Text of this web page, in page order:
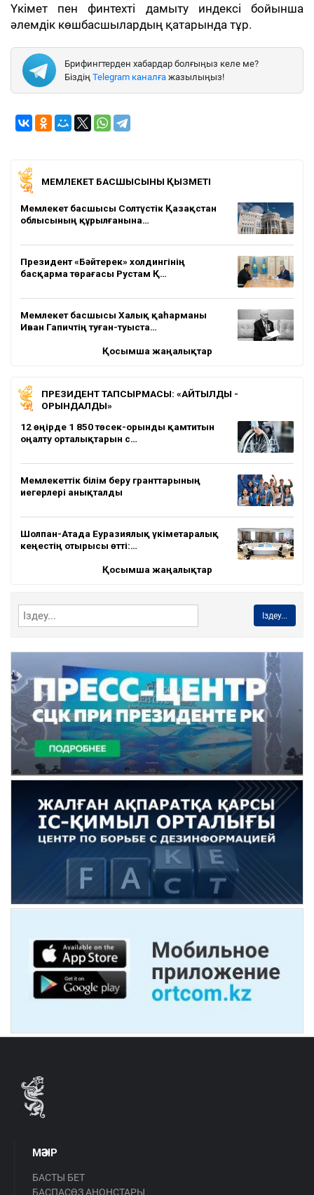
Үкімет пен финтехті дамыту индексі бойынша
әлемдік көшбасшылардың қатарында тұр.
Брифингтерден хабардар болғыңыз келе ме?
Біздің Telegram каналға жазылыңыз!
МЕМЛЕКЕТ БАСШЫСЫНЫҢ ҚЫЗМЕТІ
Мемлекет басшысы Солтүстік Қазақстан
облысының құрылғанына…
Президент «Бәйтерек» холдингінің
басқарма төрағасы Рустам Қ…
Мемлекет басшысы Халық қаһарманы
Иван Гапичтің туған-туыста…
Қосымша жаңалықтар
ПРЕЗИДЕНТ ТАПСЫРМАСЫ: «АЙТЫЛДЫ -
ОРЫНДАЛДЫ»
12 өңірде 1 850 төсек-орынды қамтитын
оңалту орталықтарын с…
Мемлекеттік білім беру гранттарының
иегерлері анықталды
Шолпан-Атада Еуразиялық үкіметаралық
кеңестің отырысы өтті:…
Қосымша жаңалықтар
Іздеу...
МӘЗІР
БАСТЫ БЕТ
БАСПАСӨЗ АНОНСТАРЫ